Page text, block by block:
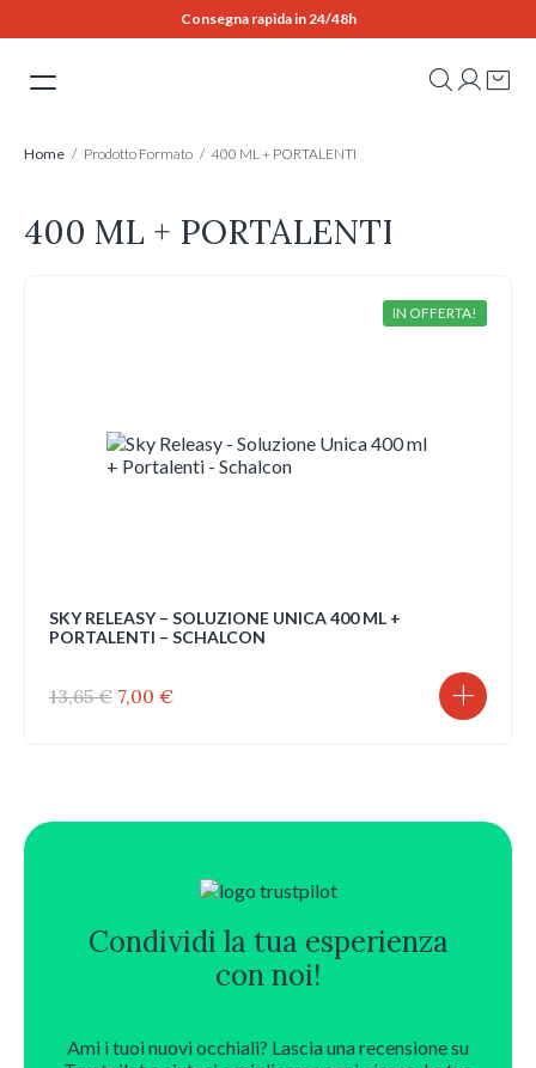
to
Consegna rapida in 24/48h
Home / Prodotto Formato / 400 ML + PORTALENTI
400 ML + PORTALENTI
IN OFFERTA!
SKY RELEASY – SOLUZIONE UNICA 400 ML +
PORTALENTI – SCHALCON
13,65€ Il
7,00 €Il
Condividi la tua esperienza
con noi!
Ami i tuoi nuovi occhiali? Lascia una recensione su